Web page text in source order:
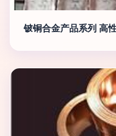
铍铜合金产品系列 高